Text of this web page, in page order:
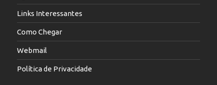
Links Interessantes
Como Chegar
Webmail
Política de Privacidade